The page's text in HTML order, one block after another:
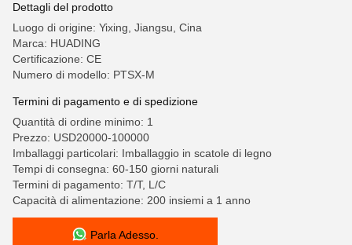
Dettagli del prodotto
Luogo di origine: Yixing, Jiangsu, Cina
Marca: HUADING
Certificazione: CE
Numero di modello: PTSX-M
Termini di pagamento e di spedizione
Quantità di ordine minimo: 1
Prezzo: USD20000-100000
Imballaggi particolari: Imballaggio in scatole di legno
Tempi di consegna: 60-150 giorni naturali
Termini di pagamento: T/T, L/C
Capacità di alimentazione: 200 insiemi a 1 anno
Parla Adesso.